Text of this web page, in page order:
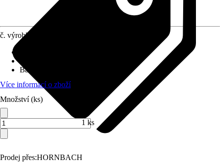
Prodej přes:HORNBACH
č. výrobku
Barevný odstín
Více informací o zboží
Množství (ks)
1 ks